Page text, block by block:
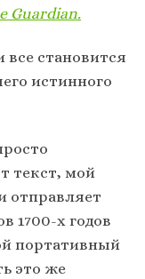
Guardian.
становится
истинного
текст, мой
отправляет
1700-х годов
портативный
это же